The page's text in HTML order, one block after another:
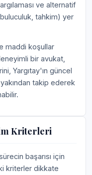
ve alternatif
tahkim) yer
maddi koşullar
bir avukat,
Yargıtay'ın güncel
takip ederek
Kriterleri
başarısı için
kriterler dikkate